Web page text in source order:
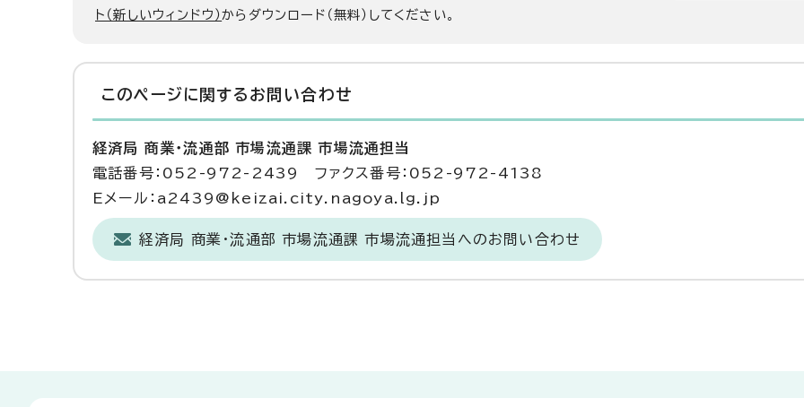
ト（新しいウィンドウ）からダウンロード（無料）してください。
このページに関する お問い合わせ
経済局 商業・流通部 市場流通課 市場流通担当
電話番号：052-972-2439 ファクス番号：052-972-4138
Eメール：a2439@keizai.city.nagoya.lg.jp
経済局 商業・流通部 市場流通課 市場流通担当へのお問い合わせ